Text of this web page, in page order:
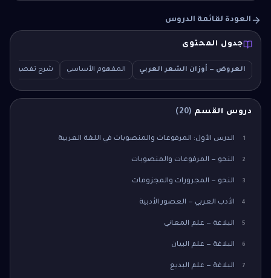
العودة لقائمة الدروس
جدول المحتوى
العروض — أوزان الشعر العربي المفهوم الأساسي شرح تفصيلي
دروس القسم (
20
)
1 الدرس الأول: المرفوعات والمنصوبات في اللغة العربية
2 النحو — المرفوعات والمنصوبات
3 النحو — المجرورات والمجزومات
4 الأدب العربي — العصور الأدبية
5 البلاغة — علم المعاني
6 البلاغة — علم البيان
7 البلاغة — علم البديع